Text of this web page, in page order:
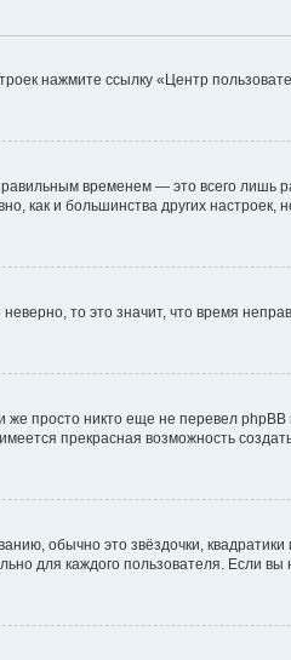
нажмите ссылку «Центр
временем — это всего лишь
как и большинства других
то это значит, что время
просто никто еще не перевел
прекрасная возможность
обычно это звёздочки,
для каждого пользователя. Если